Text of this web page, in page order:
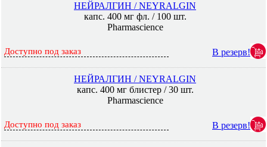
НЕЙРАЛГИН / NEYRALGIN
капс. 400 мг фл. / 100 шт.
Pharmascience
Доступно под заказ В резерв!
НЕЙРАЛГИН / NEYRALGIN
капс. 400 мг блистер / 30 шт.
Pharmascience
Доступно под заказ В резерв!